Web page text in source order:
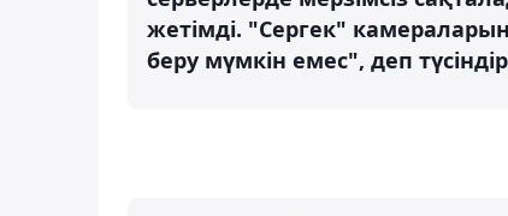
жетімді. "Сергек"
беру мүмкін емес", деп